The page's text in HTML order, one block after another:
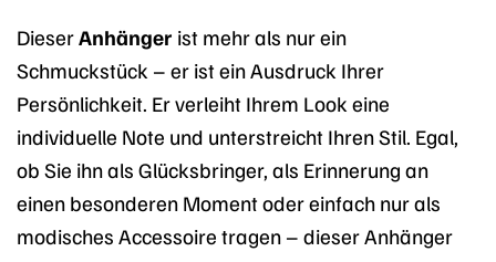
DieserAnhänger ist mehr als nur ein
Schmuckstück – er ist ein Ausdruck Ihrer
Persönlichkeit. Er verleiht Ihrem Look eine
individuelle Note und unterstreicht Ihren Stil. Egal,
ob Sie ihn als Glücksbringer, als Erinnerung an
einen besonderen Moment oder einfach nur als
modisches Accessoire tragen – dieser Anhänger